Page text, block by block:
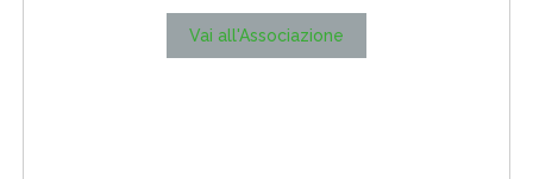
Vai all'Associazione